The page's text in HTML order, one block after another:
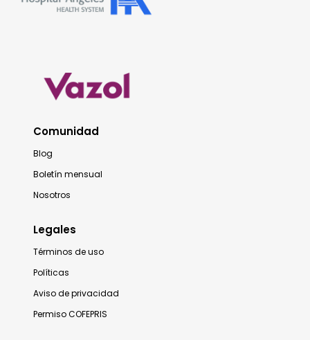
Comunidad
Blog
Boletín mensual
Nosotros
Legales
Términos de uso
Políticas
Aviso de privacidad
Permiso COFEPRIS